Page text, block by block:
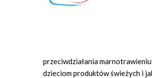
przeciwdziałania
dzieciom produktów świeżych i